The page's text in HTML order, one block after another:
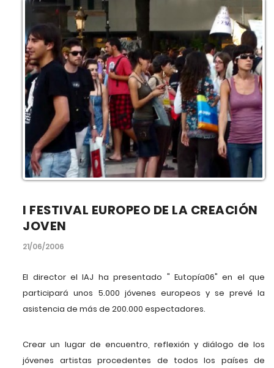
I FESTIVAL EUROPEO DE LA CREACIÓN
JOVEN
21/06/2006
El director el IAJ ha presentado " Eutopía06" en el que
participará unos 5.000 jóvenes europeos y se prevé la
asistencia de más de 200.000 espectadores.
Crear un lugar de encuentro, reflexión y diálogo de los
jóvenes artistas procedentes de todos los países de